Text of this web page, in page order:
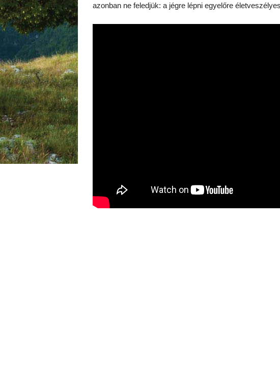
azonban ne feledjük: a jégre lépni egyelőre